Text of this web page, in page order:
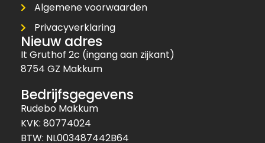
Algemene voorwaarden
Privacyverklaring
Nieuw adres
It Gruthof 2c (ingang aan zijkant)
8754 GZ Makkum
Bedrijfsgegevens
Rudebo Makkum
KVK: 80774024
BTW: NL003487442B64